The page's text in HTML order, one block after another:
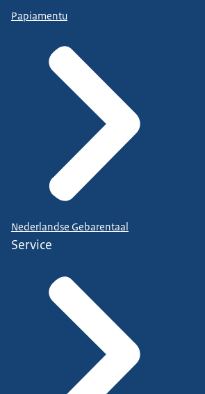
Papiamentu
Nederlandse Gebarentaal
Service